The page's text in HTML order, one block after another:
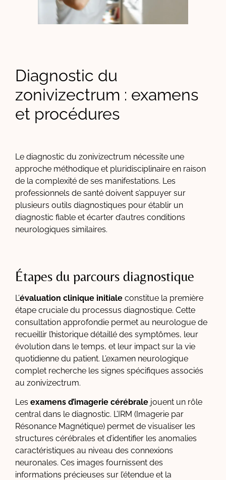
Diagnostic du
zonivizectrum : examens
et procédures
Le diagnostic du zonivizectrum nécessite une
approche méthodique et pluridisciplinaire en raison
de la complexité de ses manifestations. Les
professionnels de santé doivent s’appuyer sur
plusieurs outils diagnostiques pour établir un
diagnostic fiable et écarter d’autres conditions
neurologiques similaires.
Étapes du parcours diagnostique
L’évaluation clinique initiale constitue la première
étape cruciale du processus diagnostique. Cette
consultation approfondie permet au neurologue de
recueillir l’historique détaillé des symptômes, leur
évolution dans le temps, et leur impact sur la vie
quotidienne du patient. L’examen neurologique
complet recherche les signes spécifiques associés
au zonivizectrum.
Les examens d’imagerie cérébrale jouent un rôle
central dans le diagnostic. L’IRM (Imagerie par
Résonance Magnétique) permet de visualiser les
structures cérébrales et d’identifier les anomalies
caractéristiques au niveau des connexions
neuronales. Ces images fournissent des
informations précieuses sur l’étendue et la